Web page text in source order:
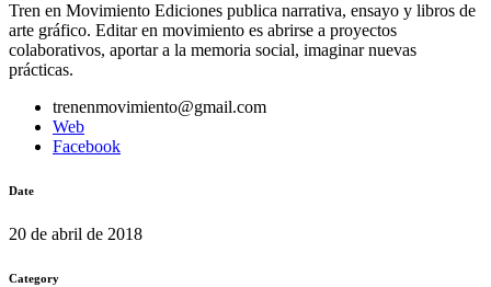
Tren en Movimiento Ediciones publica narrativa, ensayo y libros de
arte gráfico. Editar en movimiento es abrirse a proyectos
colaborativos, aportar a la memoria social, imaginar nuevas
prácticas.
trenenmovimiento@gmail.com
Web
Facebook
Date
20 de abril de 2018
Category